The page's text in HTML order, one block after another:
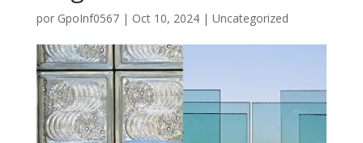
por GpoInf0567| Oct 10, 2024| Uncategorized